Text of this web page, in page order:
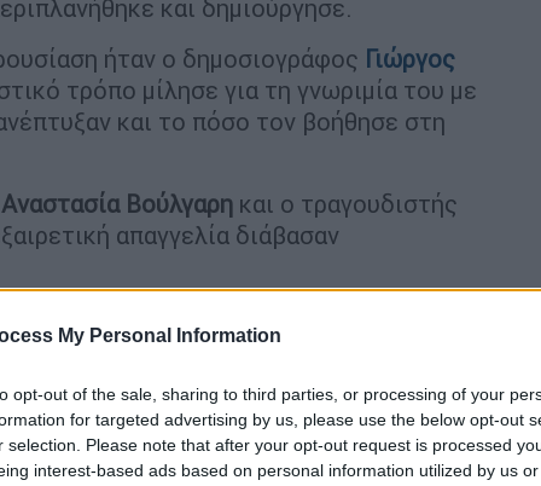
My Personal Information
opt-out of the sale, sharing to third parties, or processing of your
for targeted advertising by us, please use the below opt-out
selection. Please note that after your opt-out request is processed
interest-based ads based on personal information utilized by us
και δημιούργησε.
ήταν ο δημοσιογράφος Γιώργος
τρόπο μίλησε για τη γνωριμία του με
και το πόσο τον βοήθησε στη
Αναστασία Βούλγαρη και ο τραγουδιστής
απαγγελία διάβασαν
Λιάνης σχετικά με την επιρροή
η γνωριμία του με το Μίκη Θεοδωράκη,
πίεση ασκήθηκε στο Μίκη και σε όλους
χούντας αποκάλυψε την εμπειρία του